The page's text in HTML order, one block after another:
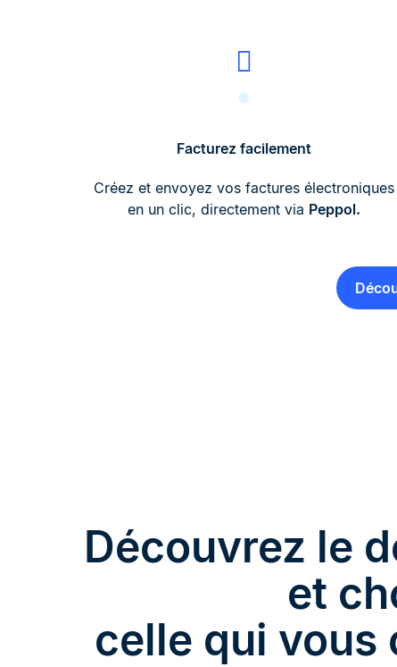
Facturez facilement
Créez et envoyez vos factures électroniques
en un clic, directement via Peppol.
Découvrez le
et
celle qui vous